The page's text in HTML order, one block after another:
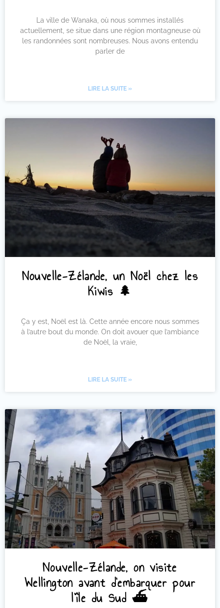
La ville de Wanaka, où nous sommes installés
actuellement, se situe dans une région montagneuse où
les randonnées sont nombreuses. Nous avons entendu
parler de
LIRE LA SUITE »
Nouvelle-Zélande, un Noël chez les
Kiwis 🌲
Ça y est, Noël est là. Cette année encore nous sommes
à l’autre bout du monde. On doit avouer que l’ambiance
de Noël, la vraie,
LIRE LA SUITE »
Nouvelle-Zélande, on visite
Wellington avant d’embarquer pour
l’île du Sud ⛴